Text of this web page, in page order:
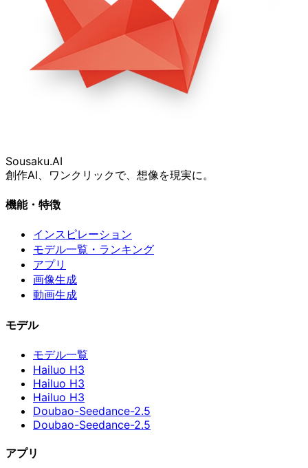
Sousaku.AI
創作AI、ワンクリックで、想像を現実に。
機能・特徴
インスピレーション
モデル一覧・ランキング
アプリ
画像生成
動画生成
モデル
モデル一覧
Hailuo H3
Hailuo H3
Hailuo H3
Doubao-Seedance-2.5
Doubao-Seedance-2.5
アプリ